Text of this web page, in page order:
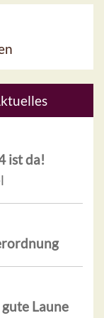
ist da!
Laune